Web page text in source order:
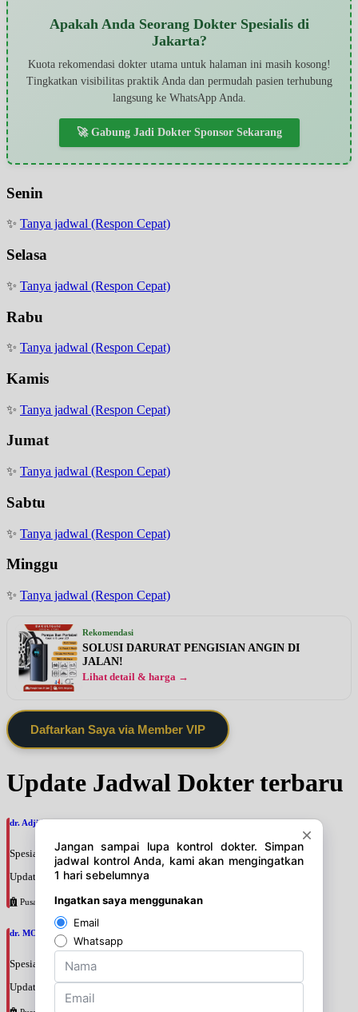
Apakah Anda Seorang Dokter Spesialis di
Jakarta?
Kuota rekomendasi dokter utama untuk halaman ini masih kosong!
Tingkatkan visibilitas praktik Anda dan permudah pasien terhubung
langsung ke WhatsApp Anda.
🚀 Gabung Jadi Dokter Sponsor Sekarang
Senin
✨ Tanya jadwal (Respon Cepat)
Selasa
✨ Tanya jadwal (Respon Cepat)
Rabu
✨ Tanya jadwal (Respon Cepat)
Kamis
✨ Tanya jadwal (Respon Cepat)
Jumat
✨ Tanya jadwal (Respon Cepat)
Sabtu
✨ Tanya jadwal (Respon Cepat)
Minggu
✨ Tanya jadwal (Respon Cepat)
Rekomendasi
SOLUSI DARURAT PENGISIAN ANGIN DI
JALAN!
Lihat detail & harga →
Daftarkan Saya via Member VIP
Update Jadwal Dokter terbaru
dr. Adji Suprajitno, SpPD
Spesialis: Penyakit Dalam
Update terakhir: 2026-08-07 20:37:59
Pusat Pertamina
dr. MOCHAMAD PASHA, SpPD
Spesialis: Penyakit Dalam
Update terakhir: 2026-08-07 20:35:45